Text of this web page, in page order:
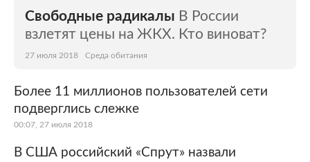
Свободные радикалы В России
взлетят цены на ЖКХ. Кто виноват?
27 июля 2018 Среда обитания
Более 11 миллионов пользователей сети
подверглись слежке
00:07, 27 июля 2018
В США российский «Спрут» назвали